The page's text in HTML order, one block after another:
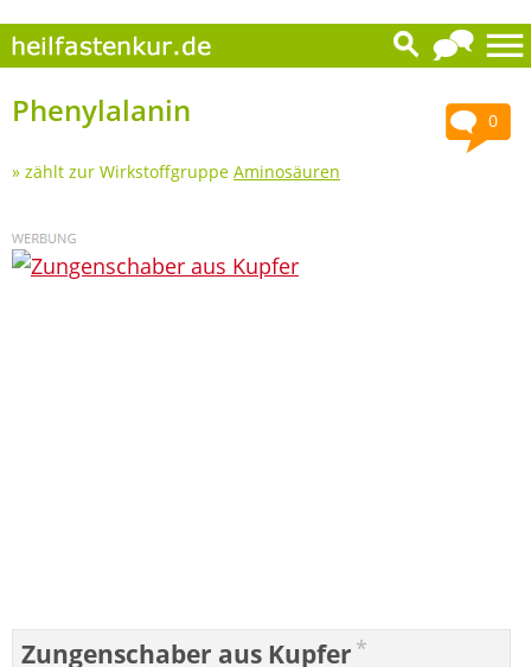
0
Phenylalanin
» zählt zur Wirkstoffgruppe Aminosäuren
Zungenschaber aus Kupfer *